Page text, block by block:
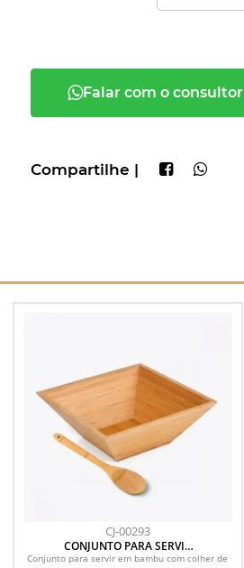
Falar com o consultor
Compartilhe |
CJ-00293
CONJUNTO PARA SERVIR
EM BAMBU - 2 PÇS
Conjunto para servir em bambu com colher de